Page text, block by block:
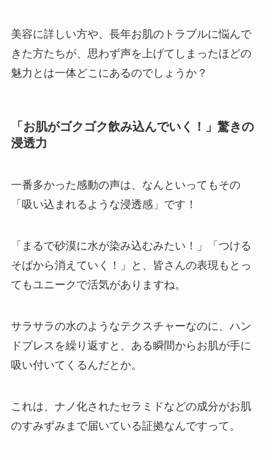
美容に詳しい方や、長年お肌のトラブルに悩んで
きた方たちが、思わず声を上げてしまったほどの
魅力とは一体どこにあるのでしょうか？
「お肌がゴクゴク飲み込んでいく！」驚きの
浸透力
一番多かった感動の声は、なんといってもその
「吸い込まれるような浸透感」です！
「まるで砂漠に水が染み込むみたい！」「つける
そばから消えていく！」と、皆さんの表現もとっ
てもユニークで活気がありますね。
サラサラの水のようなテクスチャーなのに、ハン
ドプレスを繰り返すと、ある瞬間からお肌が手に
吸い付いてくるんだとか。
これは、ナノ化されたセラミドなどの成分がお肌
のすみずみまで届いている証拠なんですって。